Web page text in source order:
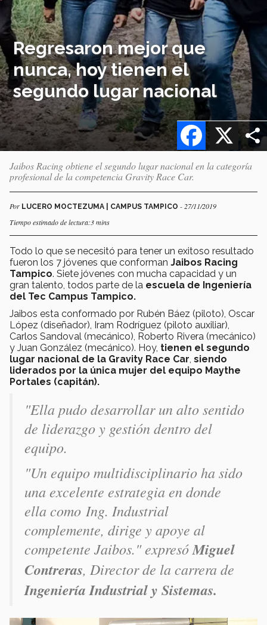
Regresaron mejor que
nunca, hoy tienen el
segundo lugar nacional
X
Facebook
Jaibos Racing obtiene el segundo lugar nacional en la categoría
profesional de la competencia Gravity Race Car.
Por LUCERO MOCTEZUMA | CAMPUS TAMPICO - 27/11/2019
Tiempo estimado de lectura:3 mins
Todo lo que se necesitó para tener un exitoso resultado
fueron los 7 jóvenes que conforman Jaibos Racing
Tampico. Siete jóvenes con mucha capacidad y un
gran talento, todos parte de la escuela de Ingeniería
del Tec Campus Tampico.
Jaibos esta conformado por Rubén Báez (piloto), Oscar
López (diseñador), Iram Rodríguez (piloto auxiliar),
Carlos Sandoval (mecánico), Roberto Rivera (mecánico)
y Juan González (mecánico). Hoy, tienen el segundo
lugar nacional de la Gravity Race Car siendo
liderados por la única mujer del equipo Maythe
Portales (capitán).
"Ella pudo desarrollar un alto sentido
de liderazgo y gestión dentro del
equipo.
"Un equipo multidisciplinario ha sido
una excelente estrategia en donde
ella como Ing. Industrial
complemente, dirige y apoye al
competente Jaibos." expresóMiguel
Contreras, Director de la carrera de
Ingeniería Industrial y Sistemas.